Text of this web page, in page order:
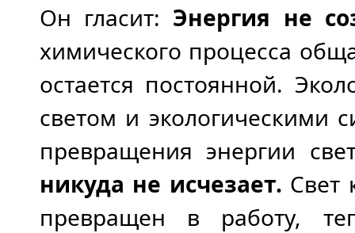
Он гласит: Энергия не
химического процесса
остается постоянной.
светом и экологическими
превращения энергии
никуда не исчезает. Свет
превращен в работу,